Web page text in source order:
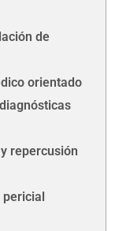
de
orientado
repercusión